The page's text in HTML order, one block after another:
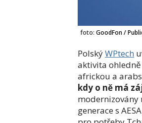
foto: GoodFon /
PolskýWPtech
aktivita
africkou a
kdy o ně má
modernizovány
generace s